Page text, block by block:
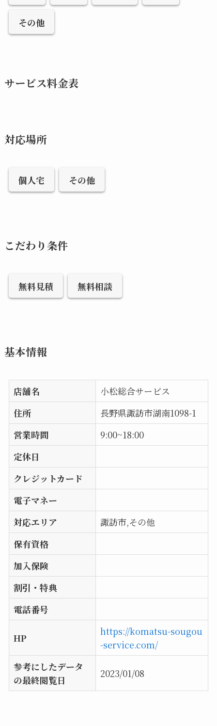
その他
サービス料金表
対応場所
個人宅 その他
こだわり条件
無料見積 無料相談
基本情報
店舗名
小松総合サービス
住所
長野県諏訪市湖南1098-1
営業時間
9:00~18:00
定休日
クレジットカード
電子マネー
対応エリア
諏訪市,その他
保有資格
加入保険
割引・特典
電話番号
HP
https://komatsu-sougou
-service.com/
参考にしたデータ
の最終閲覧日
2023/01/08